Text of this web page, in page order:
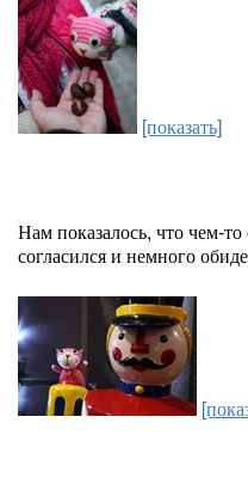
[показать]
Нам показалось, что чем-
согласился и немного